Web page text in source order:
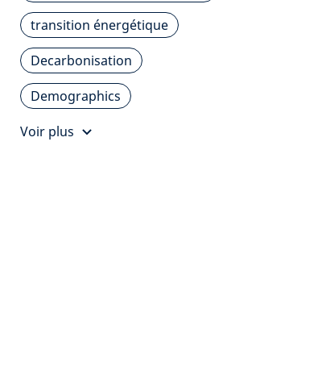
transition énergétique
Decarbonisation
Demographics
Voir plus